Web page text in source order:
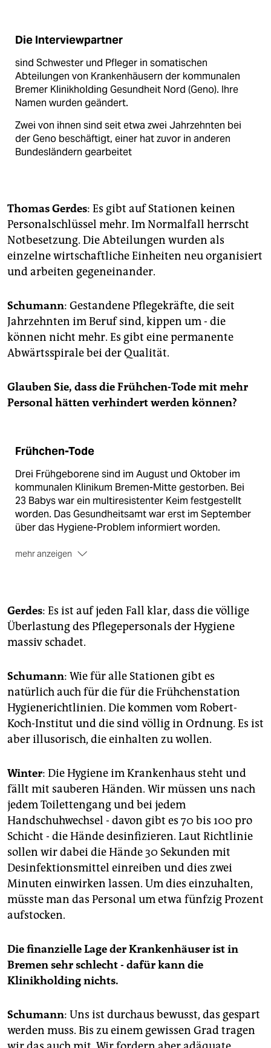
Die Interviewpartner
sind Schwester und Pfleger in somatischen
Abteilungen von Krankenhäusern der kommunalen
Bremer Klinikholding Gesundheit Nord (Geno). Ihre
Namen wurden geändert.
Zwei von ihnen sind seit etwa zwei Jahrzehnten bei
der Geno beschäftigt, einer hat zuvor in anderen
Bundesländern gearbeitet
Thomas Gerdes: Es gibt auf Stationen keinen
Personalschlüssel mehr. Im Normalfall herrscht
Notbesetzung. Die Abteilungen wurden als
einzelne wirtschaftliche Einheiten neu organisiert
und arbeiten gegeneinander.
Schumann: Gestandene Pflegekräfte, die seit
Jahrzehnten im Beruf sind, kippen um - die
können nicht mehr. Es gibt eine permanente
Abwärtsspirale bei der Qualität.
Glauben Sie, dass die Frühchen-Tode mit mehr
Personal hätten verhindert werden können?
Frühchen-Tode
Drei Frühgeborene sind im August und Oktober im
kommunalen Klinikum Bremen-Mitte gestorben. Bei
23 Babys war ein multiresistenter Keim festgestellt
worden. Das Gesundheitsamt war erst im September
über das Hygiene-Problem informiert worden.
mehr anzeigen
Holding Gesundheit Nord (Geno) fristlos entlassen.
Huppertzhatte in der Vergangenheit mehr
Mitarbeiter verlangt, sich dann aber mit der Geno-
Personalsituation nicht zu ändern.
Die Beschäftigtender Kinderklinik haben sich am
Wochenende öffentlich vor Huppertz gestellt. Die
Bremer Opposition verlangt eine Beurlaubung des
Geno-Chefs, der den Personalnotstand zu
verantworten habe.
Gerdes: Es ist auf jeden Fall klar, dass die völlige
Überlastung des Pflegepersonals der Hygiene
massiv schadet.
Schumann: Wie für alle Stationen gibt es
natürlich auch für die für die Frühchenstation
Hygienerichtlinien. Die kommen vom Robert-
Koch-Institut und die sind völlig in Ordnung. Es ist
aber illusorisch, die einhalten zu wollen.
Winter: Die Hygiene im Krankenhaus steht und
fällt mit sauberen Händen. Wir müssen uns nach
jedem Toilettengang und bei jedem
Handschuhwechsel - davon gibt es 70 bis 100 pro
Schicht - die Hände desinfizieren. Laut Richtlinie
sollen wir dabei die Hände 30 Sekunden mit
Desinfektionsmittel einreiben und dies zwei
Minuten einwirken lassen. Um dies einzuhalten,
müsste man das Personal um etwa fünfzig Prozent
aufstocken.
Die finanzielle Lage der Krankenhäuser ist in
Bremen sehr schlecht - dafür kann die
Klinikholding nichts.
Schumann: Uns ist durchaus bewusst, das gespart
werden muss. Bis zu einem gewissen Grad tragen